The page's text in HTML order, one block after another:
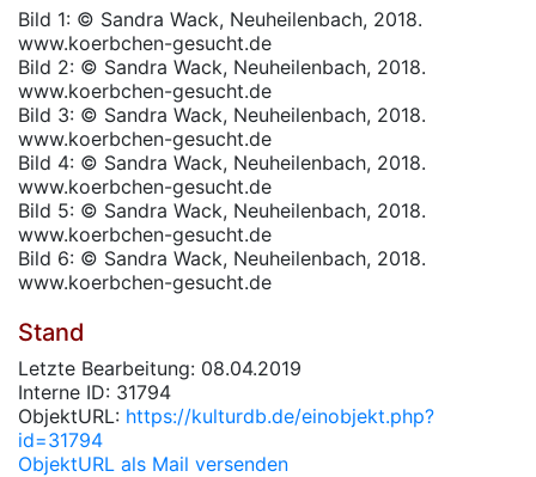
Bild 1: © Sandra Wack, Neuheilenbach, 2018.
www.koerbchen-gesucht.de
Bild 2: © Sandra Wack, Neuheilenbach, 2018.
www.koerbchen-gesucht.de
Bild 3: © Sandra Wack, Neuheilenbach, 2018.
www.koerbchen-gesucht.de
Bild 4: © Sandra Wack, Neuheilenbach, 2018.
www.koerbchen-gesucht.de
Bild 5: © Sandra Wack, Neuheilenbach, 2018.
www.koerbchen-gesucht.de
Bild 6: © Sandra Wack, Neuheilenbach, 2018.
www.koerbchen-gesucht.de
Stand
Letzte Bearbeitung: 08.04.2019
Interne ID: 31794
ObjektURL: https://kulturdb.de/einobjekt.php?
id=31794
ObjektURL als Mail versenden